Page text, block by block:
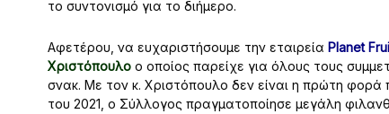
το συντονισμό για το διήμερο.
Αφετέρου, να ευχαριστήσουμε την εταιρεία Planet
Χριστόπουλο ο οποίος παρείχε για όλους τους
σνακ. Με τον κ. Χριστόπουλο δεν είναι η πρώτη
του 2021, ο Σύλλογος πραγματοποίησε μεγάλη